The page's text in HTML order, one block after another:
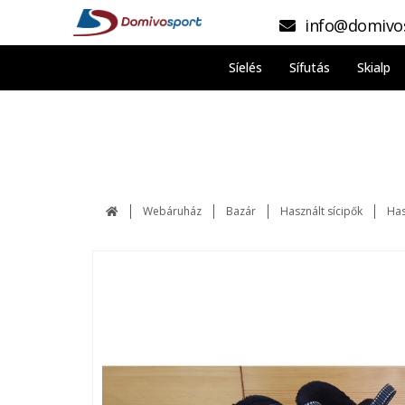
Síelés Sífutás Skialp
Webáruház Bazár Használt sícipők